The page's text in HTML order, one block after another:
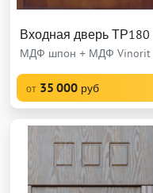
Входная дверь ТР180
МДФ шпон + МДФ Vinorit
от 35 000 руб